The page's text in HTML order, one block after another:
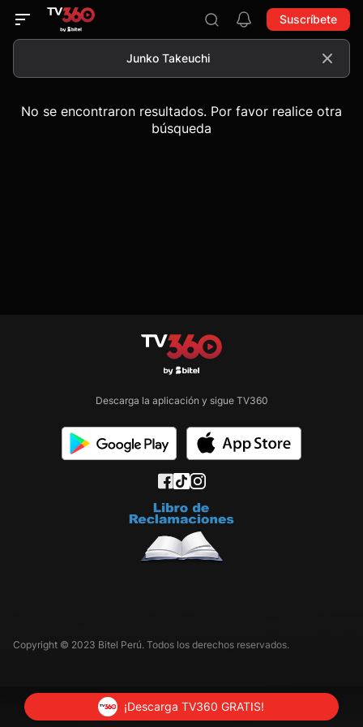
Suscríbete
No se encontraron resultados. Por favor realice otra
búsqueda
Descarga la aplicación y sigue TV360
Copyright © 2023 Bitel Perú. Todos los derechos reservados.
¡Descarga TV360 GRATIS!